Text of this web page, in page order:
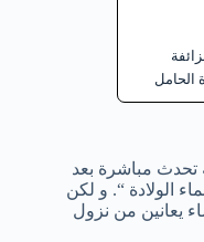
الحامل
تحدث مباشرة بعد
الولادة “. و لكن
من النساء يعانين من نزول